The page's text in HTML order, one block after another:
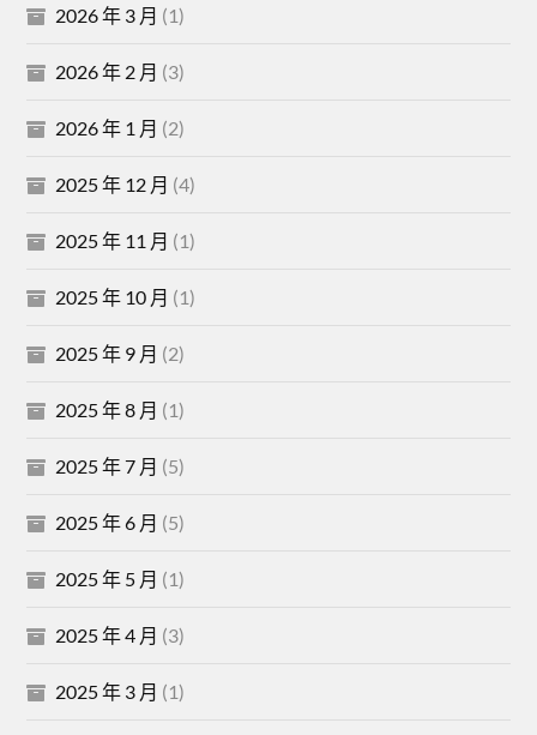
2026 年 3 月 (1)
2026 年 2 月 (3)
2026 年 1 月 (2)
2025 年 12 月 (4)
2025 年 11 月 (1)
2025 年 10 月 (1)
2025 年 9 月 (2)
2025 年 8 月 (1)
2025 年 7 月 (5)
2025 年 6 月 (5)
2025 年 5 月 (1)
2025 年 4 月 (3)
2025 年 3 月 (1)